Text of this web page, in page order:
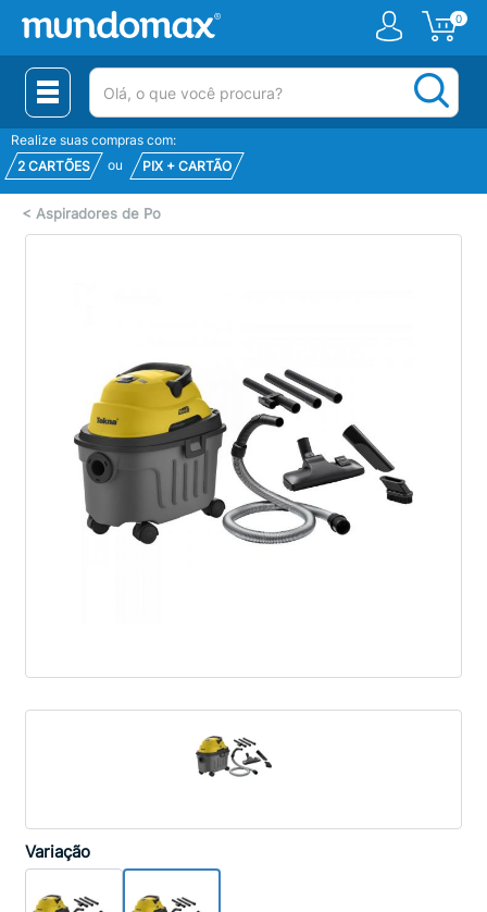
0
(pesquisar)
Realize suas compras com:
2 CARTÕES
ou PIX + CARTÃO
< Aspiradores de Po
Variação